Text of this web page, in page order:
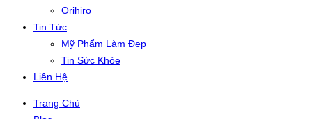
Orihiro
Tin Tức
Mỹ Phẩm Làm Đẹp
Tin Sức Khỏe
Liên Hệ
Trang Chủ